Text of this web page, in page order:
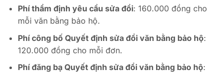
Phí thẩm định yêu cầu sửa đổi: 160.000 đồng cho
mỗi văn bằng bảo hộ.
Phí công bố Quyết định sửa đổi văn bằng bảo hộ:
120.000 đồng cho mỗi đơn.
Phí đăng bạ Quyết định sửa đổi văn bằng bảo hộ: